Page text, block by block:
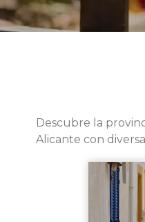
Descubre la
Alicante con